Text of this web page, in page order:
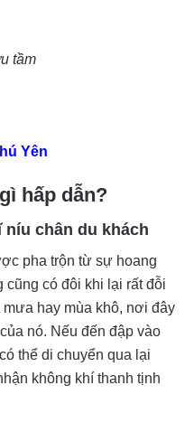
tầm
Yên
hấp dẫn?
chân du khách
pha trộn từ sự hoang
có đôi khi lại rất đỗi
hay mùa khô, nơi đây
nó. Nếu đến đập vào
thể di chuyển qua lại
không khí thanh tịnh